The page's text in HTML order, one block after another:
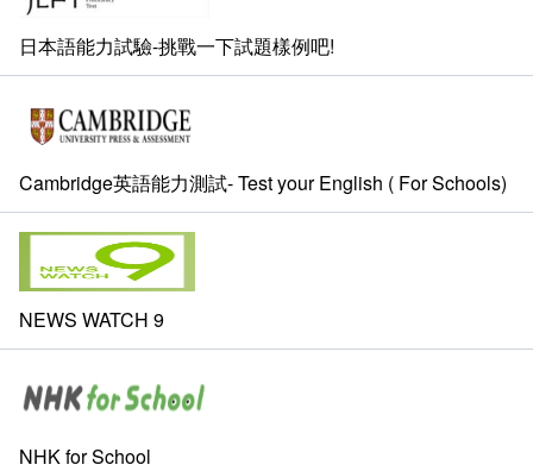
日文組 - 升學及就業方向
日本語能力試驗-挑戰一下試題樣例吧!
Cambridge英語能力測試- Test your English ( For Schools)
NEWS WATCH 9
NHK for School